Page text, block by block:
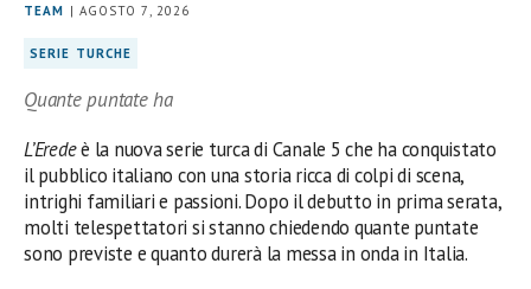
TEAM | AGOSTO 7, 2026
SERIE TURCHE
Quante puntate ha
L’Eredeè la nuova serie turca di Canale 5 che ha conquistato
il pubblico italiano con una storia ricca di colpi di scena,
intrighi familiari e passioni. Dopo il debutto in prima serata,
molti telespettatori si stanno chiedendo quante puntate
sono previste e quanto durerà la messa in onda in Italia.